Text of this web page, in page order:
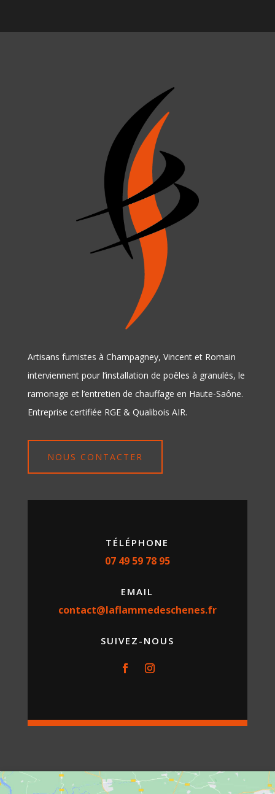
Artisans fumistes à Champagney, Vincent et Romain
interviennent pour l’installation de poêles à granulés, le
ramonage et l’entretien de chauffage en Haute-Saône.
Entreprise certifiée RGE & Qualibois AIR.
NOUS CONTACTER
TÉLÉPHONE
07 49 59 78 95
EMAIL
contact@laflammedeschenes.fr
SUIVEZ-NOUS